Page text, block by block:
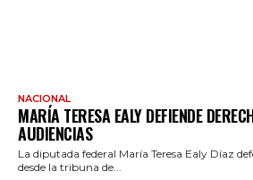
NACIONAL
MARÍA TERESA EALY DEFIENDE
AUDIENCIAS
La diputada federal María Teresa Ealy Díaz
desde la tribuna de...